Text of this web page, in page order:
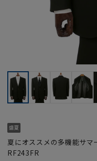
夏にオススメの多機能サマ
RF243FR